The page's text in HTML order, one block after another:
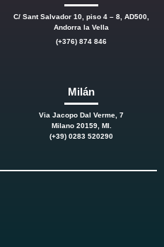
C/ Sant Salvador 10, piso 4 – 8, AD500,
Andorra la Vella
(+376) 874 846
Milán
Via Jacopo Dal Verme, 7
Milano 20159, MI.
(+39) 0283 520290